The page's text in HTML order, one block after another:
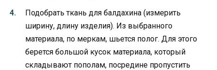
Подобрать ткань для балдахина (измерить
ширину, длину изделия). Из выбранного
материала, по меркам, шьется полог. Для этого
берется большой кусок материала, который
складывают пополам, посредине пропустить